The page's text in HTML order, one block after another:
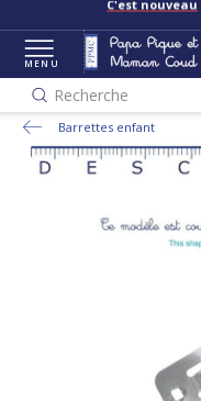
C'est nouveau
MENU
Recherche
Barrettes enfant